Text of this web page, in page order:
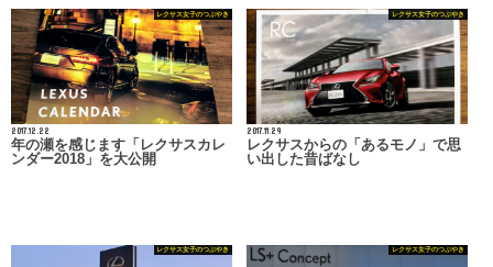
レクサス女子のつぶやき
2017.12.22
年の瀬を感じます「レクサスカレ
ンダー2018」を大公開
レクサス女子のつぶやき
2017.11.29
レクサスからの「あるモノ」で思
い出した昔ばなし
レクサス女子のつぶやき レクサス女子のつぶやき